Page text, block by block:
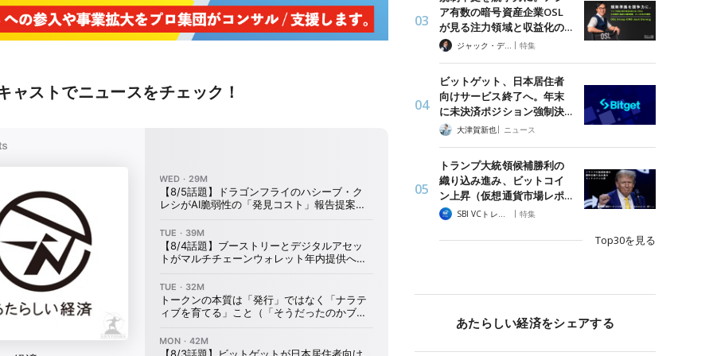
ャストでニュースをチェック！
ア有数の暗号資産企業OSL
が見る注力領域と収益化の…
ジャック・デロン（Jack Derong） | 特集
ビットゲット、日本居住者
向けサービス終了へ。年末
に未決済ポジション強制決…
大津賀新也| ニュース
トランプ大統領候補勝利の
織り込み進み、ビットコイ
ン上昇（仮想通貨市場レポ…
| 特集
Top30を見る
あたらしい経済をシェアする